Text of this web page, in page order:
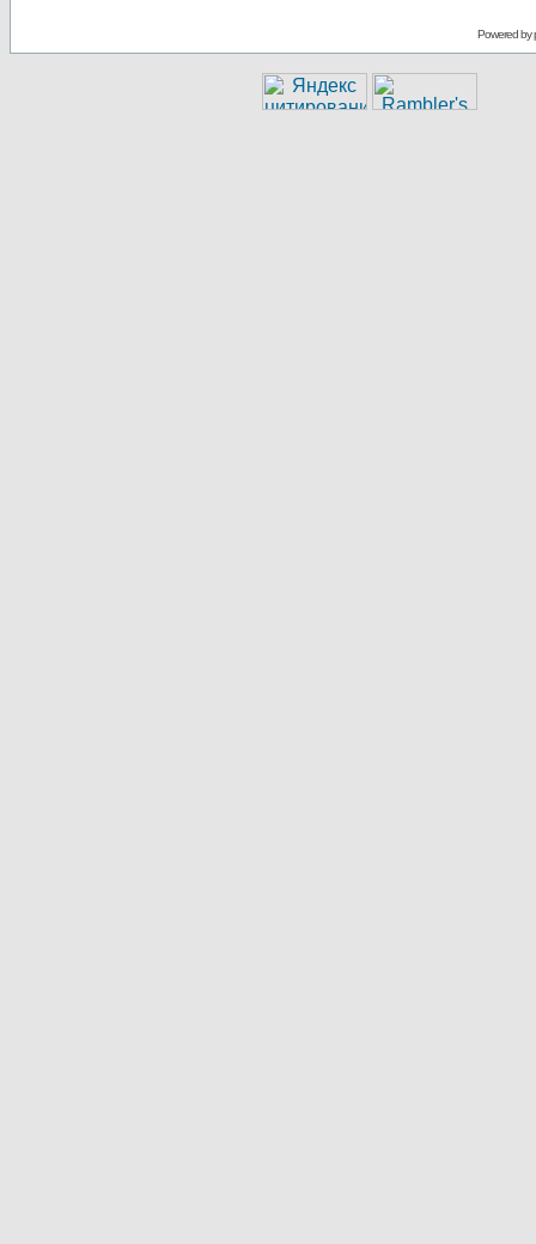
Powered by